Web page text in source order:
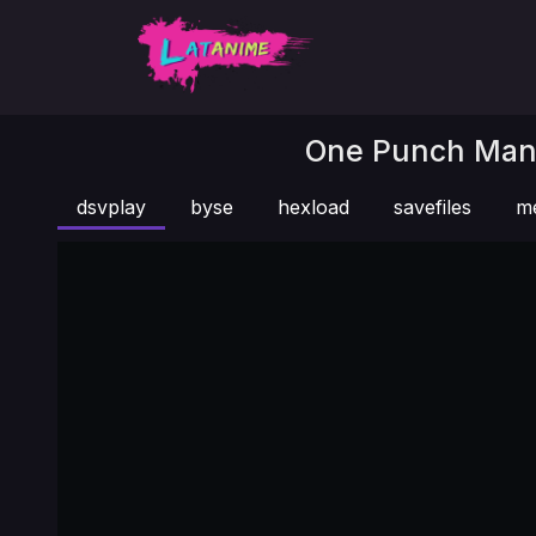
One Punch
dsvplay byse hexload savefiles